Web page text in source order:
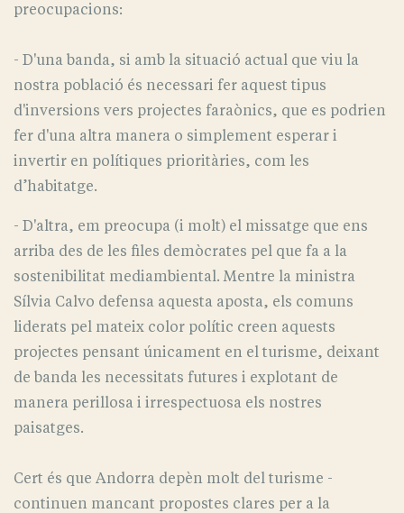
preocupacions:
- D'una banda, si amb la situació actual que viu la
nostra població és necessari fer aquest tipus
d'inversions vers projectes faraònics, que es podrien
fer d'una altra manera o simplement esperar i
invertir en polítiques prioritàries, com les
d’habitatge.
- D'altra, em preocupa (i molt) el missatge que ens
arriba des de les files demòcrates pel que fa a la
sostenibilitat mediambiental. Mentre la ministra
Sílvia Calvo defensa aquesta aposta, els comuns
liderats pel mateix color polític creen aquests
projectes pensant únicament en el turisme, deixant
de banda les necessitats futures i explotant de
manera perillosa i irrespectuosa els nostres
paisatges.
Cert és que Andorra depèn molt del turisme -
continuen mancant propostes clares per a la